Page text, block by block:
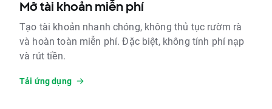
Mở tài khoản miễn phí
Tạo tài khoản nhanh chóng, không thủ tục rườm rà
và hoàn toàn miễn phí. Đặc biệt, không tính phí nạp
và rút tiền.
Tải ứng dụng